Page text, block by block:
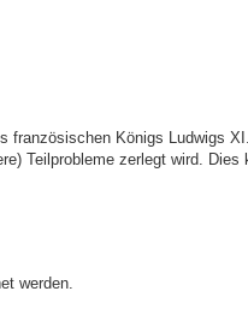
französischen Königs Ludwigs
Teilprobleme zerlegt wird. Dies
werden.